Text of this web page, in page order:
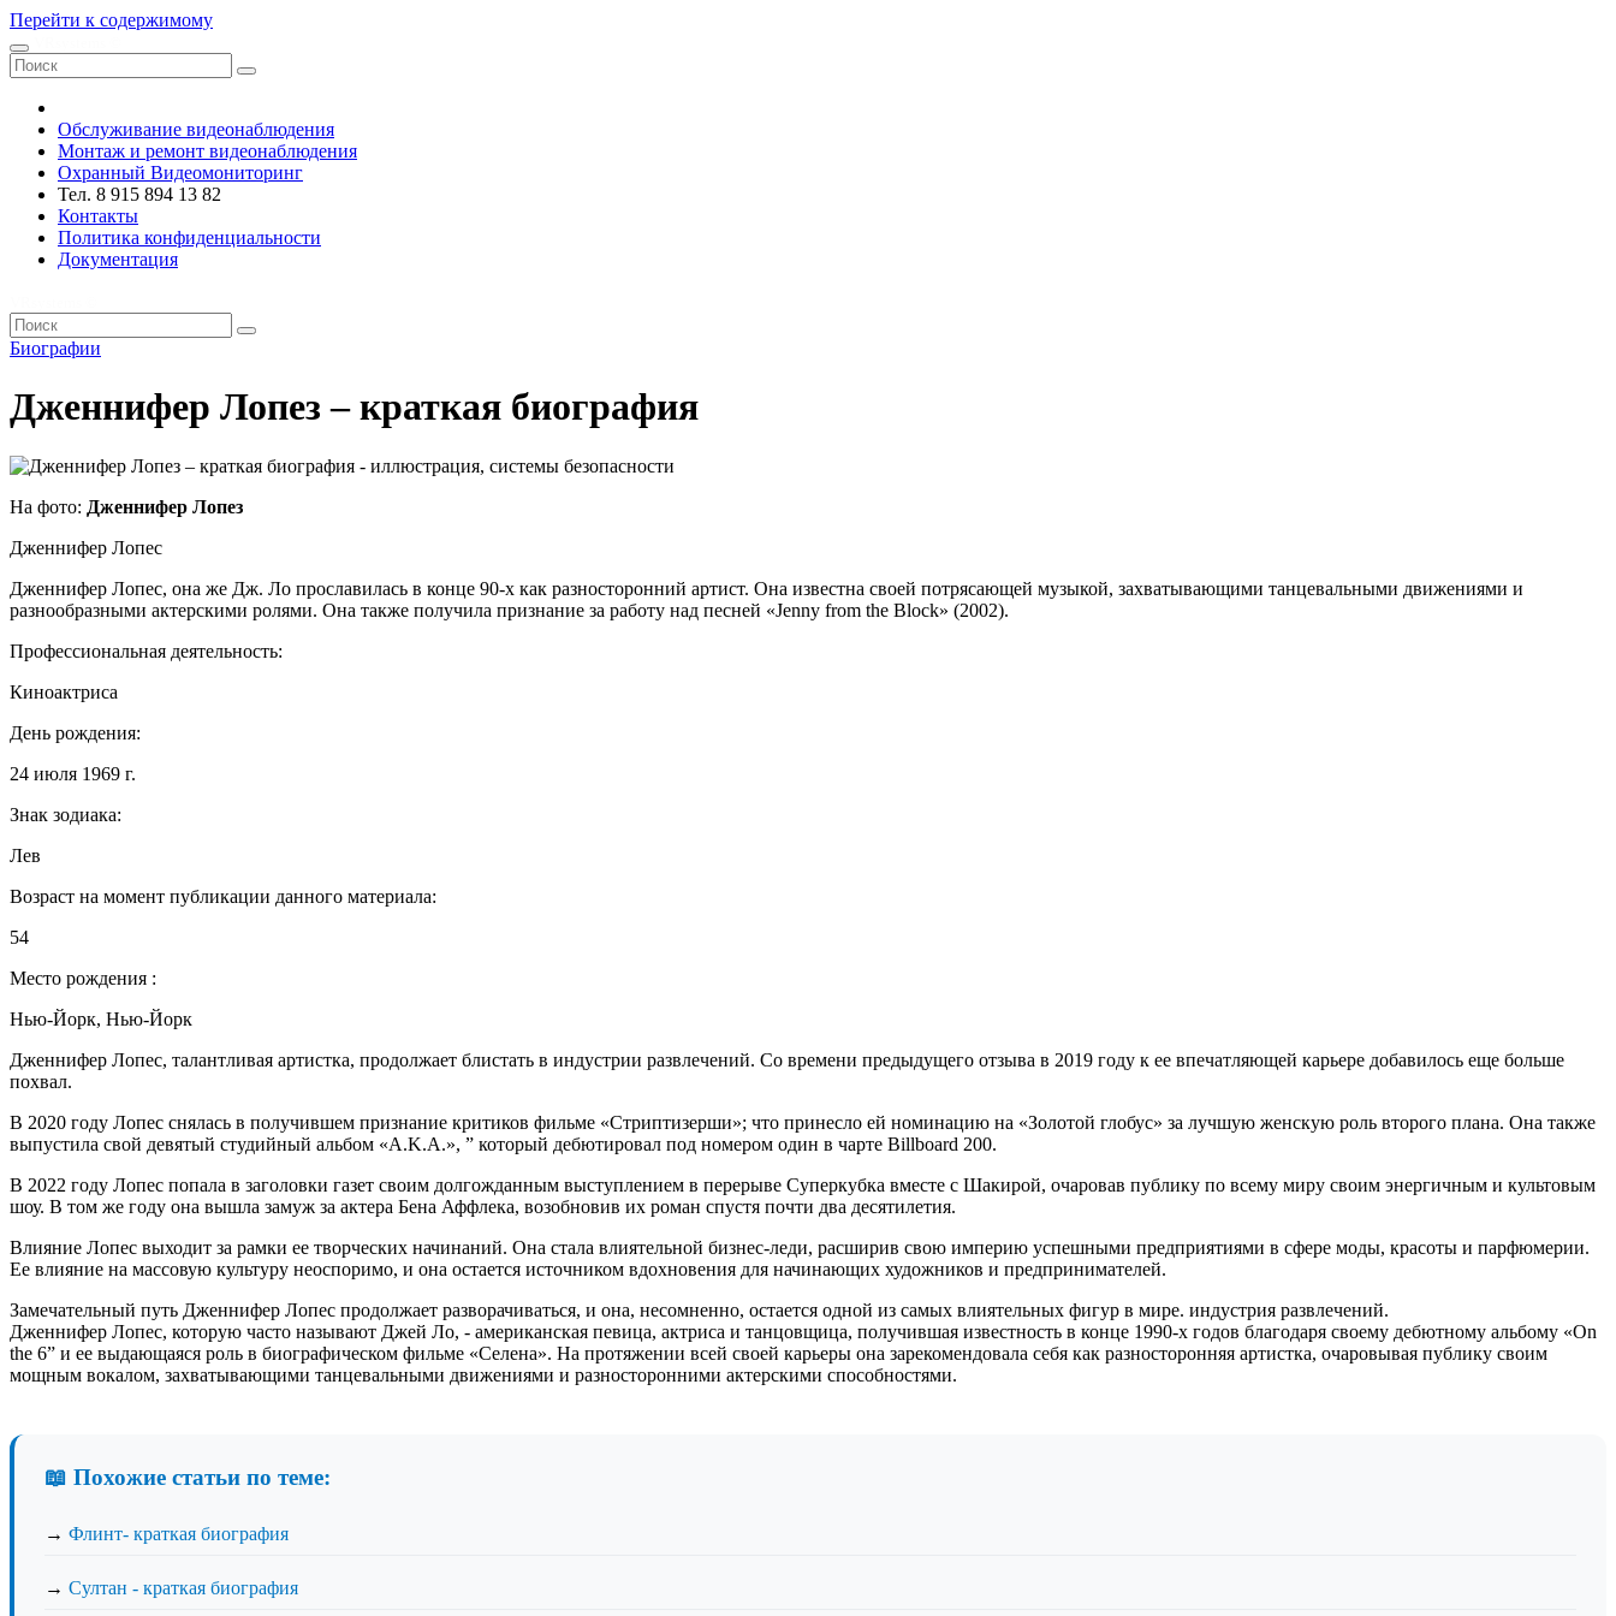
Перейти к содержимому
Обслуживание видеонаблюдения
Монтаж и ремонт видеонаблюдения
Охранный Видеомониторинг
Тел. 8 915 894 13 82
Контакты
Политика конфиденциальности
Документация
Биографии
Дженнифер Лопез – краткая биография
На фото: Дженнифер Лопез
Дженнифер Лопес
Дженнифер Лопес, она же Дж. Ло прославилась в конце 90-х как разносторонний артист. Она известна своей потрясающей музыкой, захватывающими танцевальными движениями и
разнообразными актерскими ролями. Она также получила признание за работу над песней «Jenny from the Block» (2002).
Профессиональная деятельность:
Киноактриса
День рождения:
24 июля 1969 г.
Знак зодиака:
Лев
Возраст на момент публикации данного материала:
54
Место рождения :
Нью-Йорк, Нью-Йорк
Дженнифер Лопес, талантливая артистка, продолжает блистать в индустрии развлечений. Со времени предыдущего отзыва в 2019 году к ее впечатляющей карьере добавилось еще больше
похвал.
В 2020 году Лопес снялась в получившем признание критиков фильме «Стриптизерши»; что принесло ей номинацию на «Золотой глобус» за лучшую женскую роль второго плана. Она также
выпустила свой девятый студийный альбом «A.K.A.», ” который дебютировал под номером один в чарте Billboard 200.
В 2022 году Лопес попала в заголовки газет своим долгожданным выступлением в перерыве Суперкубка вместе с Шакирой, очаровав публику по всему миру своим энергичным и культовым
шоу. В том же году она вышла замуж за актера Бена Аффлека, возобновив их роман спустя почти два десятилетия.
Влияние Лопес выходит за рамки ее творческих начинаний. Она стала влиятельной бизнес-леди, расширив свою империю успешными предприятиями в сфере моды, красоты и парфюмерии.
Ее влияние на массовую культуру неоспоримо, и она остается источником вдохновения для начинающих художников и предпринимателей.
Замечательный путь Дженнифер Лопес продолжает разворачиваться, и она, несомненно, остается одной из самых влиятельных фигур в мире. индустрия развлечений.
Дженнифер Лопес, которую часто называют Джей Ло, - американская певица, актриса и танцовщица, получившая известность в конце 1990-х годов благодаря своему дебютному альбому «On
the 6” и ее выдающаяся роль в биографическом фильме «Селена». На протяжении всей своей карьеры она зарекомендовала себя как разносторонняя артистка, очаровывая публику своим
мощным вокалом, захватывающими танцевальными движениями и разносторонними актерскими способностями.
📖 Похожие статьи по теме:
→ Флинт- краткая биография
→ Султан - краткая биография